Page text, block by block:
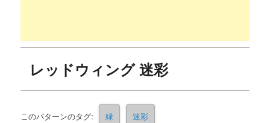
レッドウィング 迷彩
このパターンのタグ: 緑 迷彩